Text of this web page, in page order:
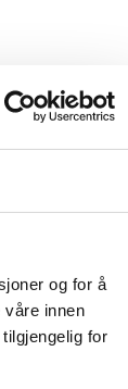
og for å
våre innen
for
+47 72 53 44 30